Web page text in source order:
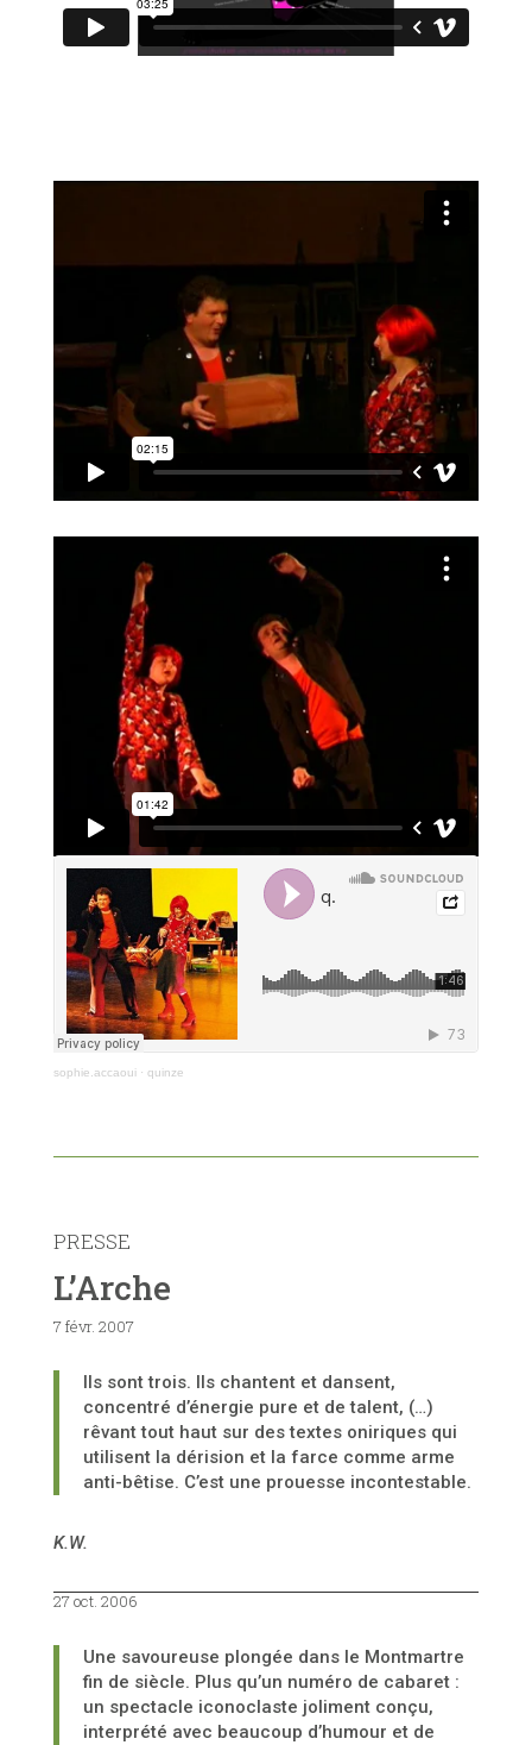
sophie.accaoui· quinze
PRESSE
L’Arche
7 févr. 2007
Ils sont trois. Ils chantent et dansent,
concentré d’énergie pure et de talent, (…)
rêvant tout haut sur des textes oniriques qui
utilisent la dérision et la farce comme arme
anti-bêtise. C’est une prouesse incontestable.
K.W.
27 oct. 2006
Une savoureuse plongée dans le Montmartre
fin de siècle. Plus qu’un numéro de cabaret :
un spectacle iconoclaste joliment conçu,
interprété avec beaucoup d’humour et de